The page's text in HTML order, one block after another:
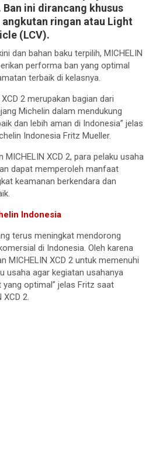
Ban ini dirancang khusus
ringan atau Light
(LCV).
dan bahan baku terpilih, MICHELIN
performa ban yang optimal
terbaik di kelasnya.
2 merupakan bagian dari
Michelin dalam mendukung
dan lebih aman di Indonesia” jelas
Indonesia Fritz Mueller.
MICHELIN XCD 2, para pelaku usaha
dapat memperoleh manfaat
keamanan berkendara dan
Indonesia
terus meningkat mendorong
di Indonesia. Oleh karena
MICHELIN XCD 2 untuk memenuhi
usaha agar kegiatan usahanya
optimal” jelas Fritz saat
XCD 2.